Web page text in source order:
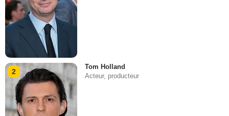
2
Tom Holland
Acteur, producteur